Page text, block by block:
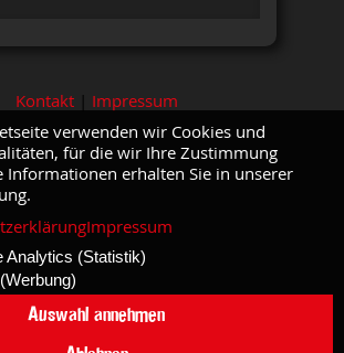
Kontakt| Impressum
verwenden wir Cookies und
für die wir Ihre Zustimmung
Informationen erhalten Sie in unserer
Impressum
Analytics (Statistik)
Auswahl annehmen